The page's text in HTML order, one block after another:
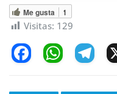
Me gusta 1
Visitas: 129
W